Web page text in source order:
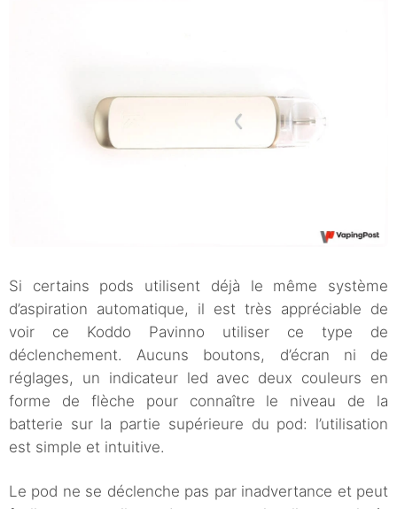
Si certains pods utilisent déjà le même système
d’aspiration automatique, il est très appréciable de
voir ce Koddo Pavinno utiliser ce type de
déclenchement. Aucuns boutons, d’écran ni de
réglages, un indicateur led avec deux couleurs en
forme de flèche pour connaître le niveau de la
batterie sur la partie supérieure du pod: l’utilisation
est simple et intuitive.
Le pod ne se déclenche pas par inadvertance et peut